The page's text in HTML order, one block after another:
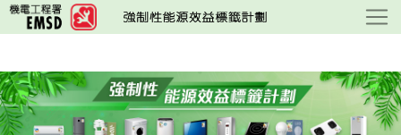
跳
至
要
內
容